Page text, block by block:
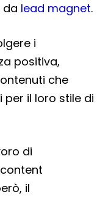
da lead magnet.
i
positiva,
che
per il loro stile di
di
il